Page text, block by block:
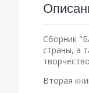
Сборник
страны, а
Вторая